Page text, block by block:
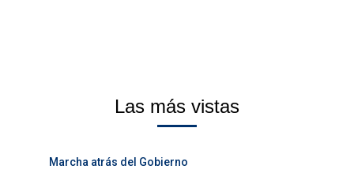
Las más vistas
Marcha atrás del Gobierno